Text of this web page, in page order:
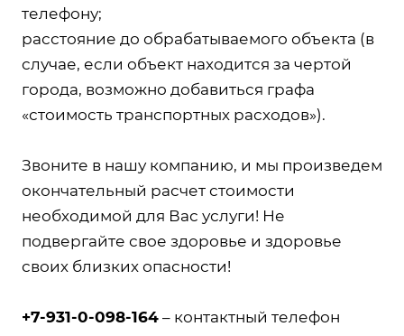
телефону;
расстояние до обрабатываемого объекта (в
случае, если объект находится за чертой
города, возможно добавиться графа
«стоимость транспортных расходов»).
Звоните в нашу компанию, и мы произведем
окончательный расчет стоимости
необходимой для Вас услуги! Не
подвергайте свое здоровье и здоровье
своих близких опасности!
+7-931-0-098-164 – контактный телефон